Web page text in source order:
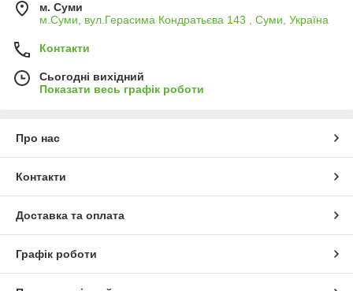
м. Суми
м.Суми, вул.Герасима Кондратьєва 143 , Суми, Україна
Контакти
Сьогодні вихідний
Показати весь графік роботи
Про нас
Контакти
Доставка та оплата
Графік роботи